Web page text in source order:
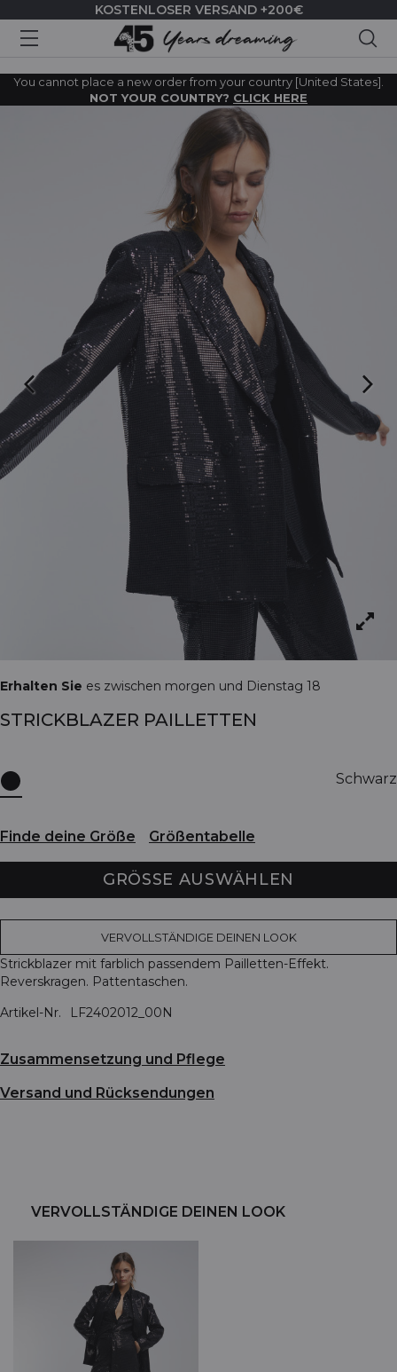
KOSTENLOSER VERSAND +200€
You cannot place a new order from your country [United States].
NOT YOUR COUNTRY? CLICK HERE
Erhalten Sie es zwischen morgen und Dienstag 18
STRICKBLAZER PAILLETTEN
Schwarz
Finde deine Größe Größentabelle
GRÖSSE AUSWÄHLEN
VERVOLLSTÄNDIGE DEINEN LOOK
Strickblazer mit farblich passendem Pailletten-Effekt.
Reverskragen. Pattentaschen.
Artikel-Nr.
LF2402012_00N
Zusammensetzung und Pflege
Versand und Rücksendungen
VERVOLLSTÄNDIGE DEINEN LOOK